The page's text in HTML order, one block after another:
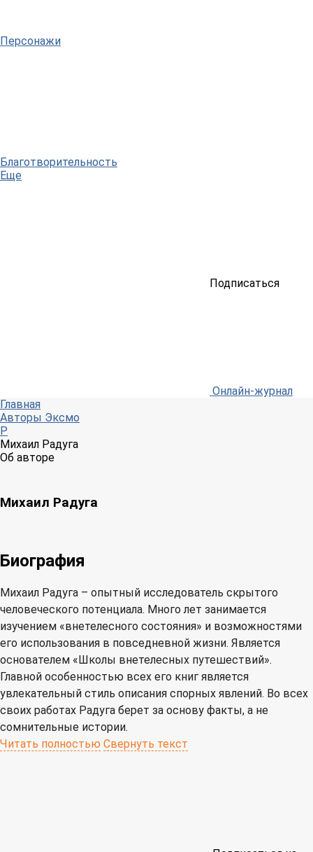
Персонажи
Благотворительность
Еще
Подписаться
Онлайн-журнал
Главная
Авторы Эксмо
Р
Михаил Радуга
Об авторе
Михаил Радуга
Биография
Михаил Радуга – опытный исследователь скрытого
человеческого потенциала. Много лет занимается
изучением «внетелесного состояния» и возможностями
его использования в повседневной жизни. Является
основателем «Школы внетелесных путешествий».
Главной особенностью всех его книг является
увлекательный стиль описания спорных явлений. Во всех
своих работах Радуга берет за основу факты, а не
сомнительные истории.
Читать полностью Свернуть текст